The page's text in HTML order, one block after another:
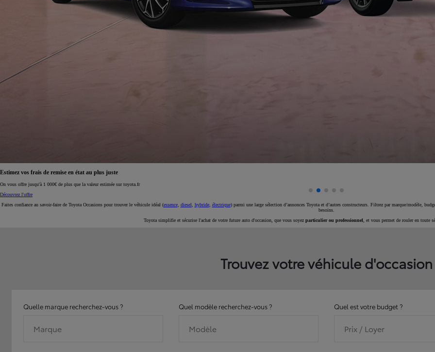
Nouvelle Yaris Cross
Disponible prochainement
Estimez vos frais de remise en état au plus juste
On vous offre jusqu'à 1 000€ de plus que la valeur estimée sur toyota.fr
Découvrez l'offre
Faites confiance au savoir-faire de Toyota Occasions pour trouver le véhicule idéal (essence, diesel hybride, électrique) parmi une large sélection d’annonces Toyota et d’autres constructeurs. Filtrez par marque/modèle,
besoins.
Toyota simplifie et sécurise l'achat de votre future auto d'occasion, que vous soyez particulier ou professionnel , et vous permet de rouler en toute
Trouvez votre véhicule d'occasion
Quelle marque recherchez-vous ?
Marque
Quel modèle recherchez-vous ?
Modèle
Quel est votre budget ?
Prix / Loyer